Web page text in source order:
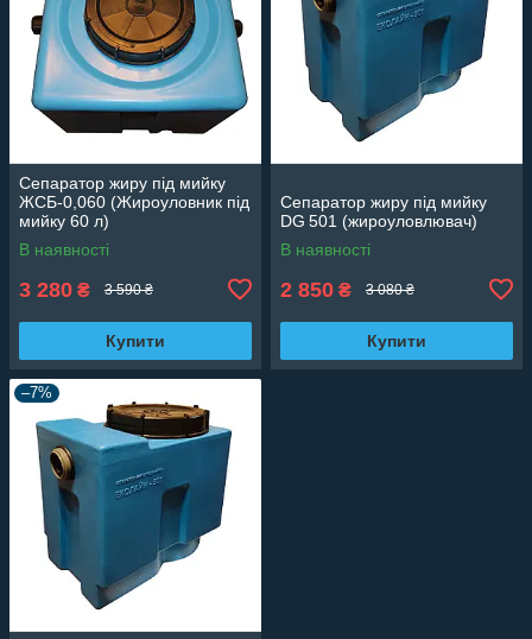
Сепаратор жиру під мийку
ЖСБ-0,060 (Жироуловник під
мийку 60 л)
В наявності
3 280 ₴ 3 590 ₴
Купити
Сепаратор жиру під мийку
DG 501 (жироуловлювач)
В наявності
2 850 ₴ 3 080 ₴
Купити
–7%